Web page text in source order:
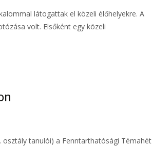
látogattak el közeli élőhelyekre. A
volt. Elsőként egy közeli
osztály tanulói) a Fenntarthatósági Témahét